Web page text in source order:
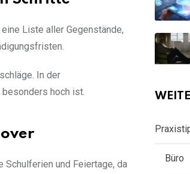
Liste aller Gegenstände,
In der
hoch ist.
Schulferien und Feiertage, da
Büro